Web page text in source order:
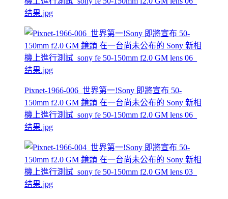
结果.jpg
Pixnet-1966-006_世界第一!Sony 即將宣布 50-
150mm f2.0 GM 鏡頭 在一台尚未公布的 Sony 新相
機上進行測試_sony fe 50-150mm f2.0 GM lens 06_
结果.jpg